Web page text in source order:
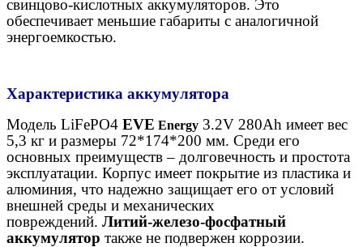
свинцово-кислотных аккумуляторов. Это
обеспечивает меньшие габариты с аналогичной
энергоемкостью.
Характеристика аккумулятора
Модель LiFePO4 EVE Energy 3.2V 280Ah имеет вес
5,3 кг и размеры 72*174*200 мм. Среди его
основных преимуществ – долговечность и простота
эксплуатации. Корпус имеет покрытие из пластика и
алюминия, что надежно защищает его от условий
внешней среды и механических
повреждений. Литий-железо-фосфатный
аккумулятор также не подвержен коррозии.